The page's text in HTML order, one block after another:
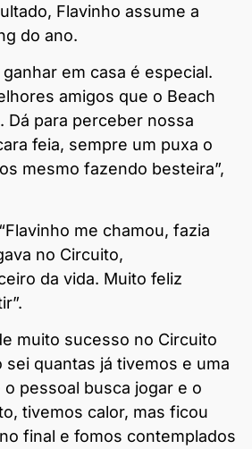
Flavinho assume a
do ano.
em casa é especial.
amigos que o Beach
Dá para perceber nossa
feia, sempre um puxa o
mesmo fazendo besteira”,
me chamou, fazia
no Circuito,
da vida. Muito feliz
muito sucesso no Circuito
sei quantas já tivemos e uma
pessoal busca jogar e o
tivemos calor, mas ficou
final e fomos contemplados